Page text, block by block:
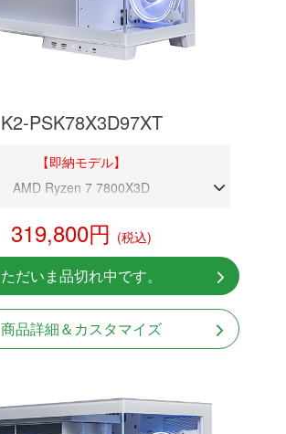
K2-PSK78X3D97XT
【即納モデル】
AMD Ryzen 7 7800X3D
RX 9070XT 16GB
NVMeSSD 1TB
Windows11 Home 64bit
319,800円 (税込)
ただいま品切れ中です。
商品詳細＆カスタマイズ